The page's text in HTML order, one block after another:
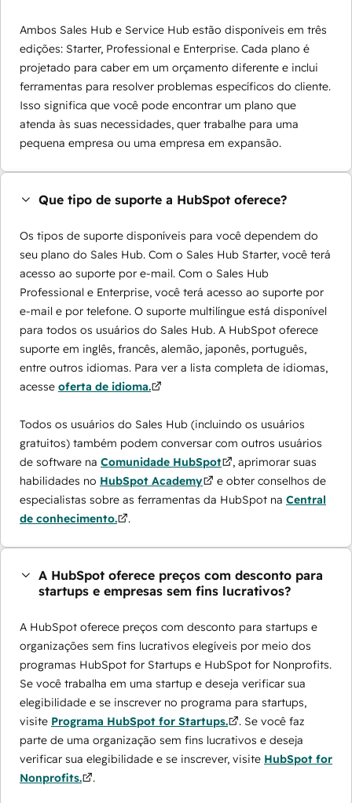
Ambos Sales Hub e Service Hub estão disponíveis em três
edições: Starter, Professional e Enterprise. Cada plano é
projetado para caber em um orçamento diferente e inclui
ferramentas para resolver problemas específicos do cliente.
Isso significa que você pode encontrar um plano que
atenda às suas necessidades, quer trabalhe para uma
pequena empresa ou uma empresa em expansão.
Que tipo de suporte a HubSpot oferece?
Os tipos de suporte disponíveis para você dependem do
seu plano do Sales Hub. Com o Sales Hub Starter, você terá
acesso ao suporte por e-mail. Com o Sales Hub
Professional e Enterprise, você terá acesso ao suporte por
e-mail e por telefone. O suporte multilíngue está disponível
para todos os usuários do Sales Hub. A HubSpot oferece
suporte em inglês, francês, alemão, japonês, português,
entre outros idiomas. Para ver a lista completa de idiomas,
acesse oferta de idioma.
Todos os usuários do Sales Hub (incluindo os usuários
gratuitos) também podem conversar com outros usuários
de software na Comunidade HubSpot
, aprimorar suas
habilidades no HubSpot Academy
e obter conselhos de
especialistas sobre as ferramentas da HubSpot na Central
de conhecimento.
.
A HubSpot oferece preços com desconto para
startups e empresas sem fins lucrativos?
A HubSpot oferece preços com desconto para startups e
organizações sem fins lucrativos elegíveis por meio dos
programas ​HubSpot for Startups e HubSpot for Nonprofits.
Se você trabalha em uma startup e deseja verificar sua
elegibilidade e se inscrever no programa para startups,
visite Programa HubSpot for Startups.
. Se você faz
parte de uma organização sem fins lucrativos e deseja
verificar sua elegibilidade e se inscrever, visite HubSpot for
Nonprofits.
.